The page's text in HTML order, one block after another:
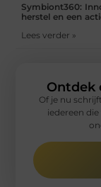
Symbiont360:
herstel en een
Lees verder »
Ontdek
Of je nu
iedereen